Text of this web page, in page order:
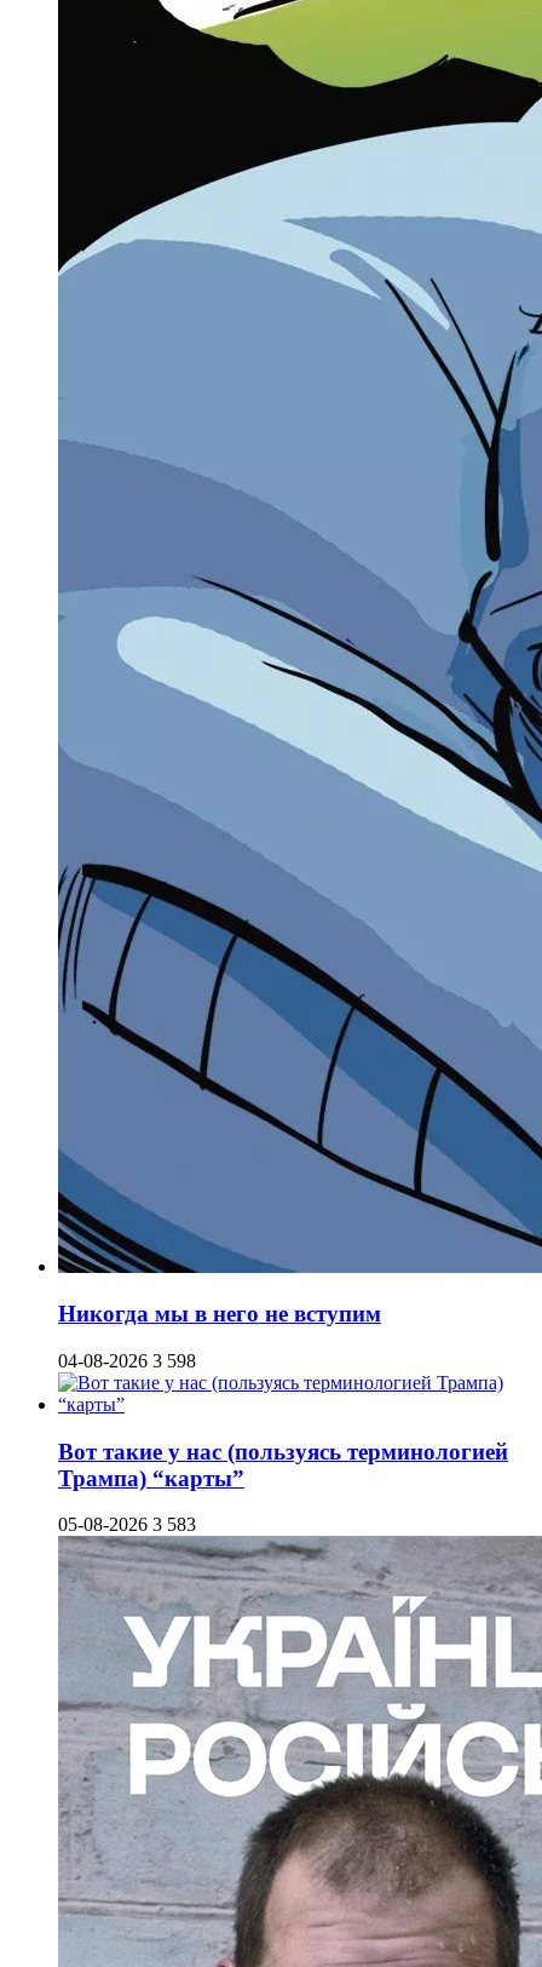
Никогда мы в него не вступим
04-08-2026 3 598
Вот такие у нас (пользуясь терминологией
Трампа) “карты”
05-08-2026 3 583